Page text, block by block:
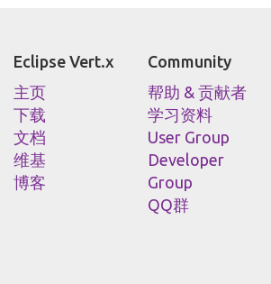
Eclipse Vert.x
主页
下载
文档
维基
博客
Community
帮助 & 贡献者
学习资料
User Group
Developer
Group
QQ群